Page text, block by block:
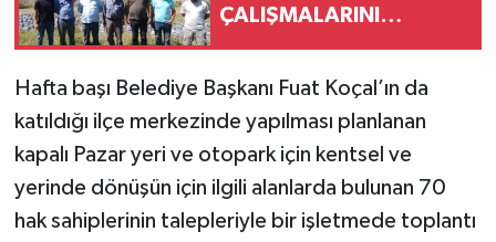
ÇALIŞMALARINI
Hafta başı Belediye Başkanı Fuat Koçal’ın da
katıldığı ilçe merkezinde yapılması planlanan
kapalı Pazar yeri ve otopark için kentsel ve
yerinde dönüşün için ilgili alanlarda bulunan 70
hak sahiplerinin talepleriyle bir işletmede toplantı